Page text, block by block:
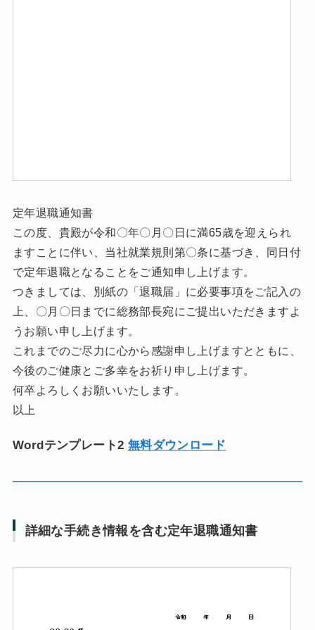
定年退職通知書
この度、貴殿が令和〇年〇月〇日に満65歳を迎えられ
ますことに伴い、当社就業規則第〇条に基づき、同日付
で定年退職となることをご通知申し上げます。
つきましては、別紙の「退職届」に必要事項をご記入の
上、〇月〇日までに総務部長宛にご提出いただきますよ
うお願い申し上げます。
これまでのご尽力に心から感謝申し上げますとともに、
今後のご健康とご多幸をお祈り申し上げます。
何卒よろしくお願いいたします。
以上
Wordテンプレート2 無料ダウンロード
詳細な手続き情報を含む定年退職通知書